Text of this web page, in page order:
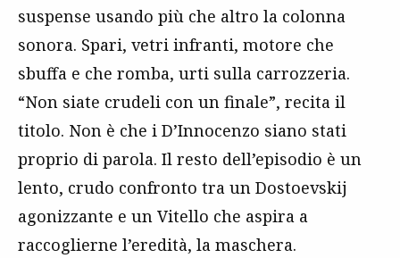
suspense usando più che altro la colonna
sonora. Spari, vetri infranti, motore che
sbuffa e che romba, urti sulla carrozzeria.
“Non siate crudeli con un finale”, recita il
titolo. Non è che i D’Innocenzo siano stati
proprio di parola. Il resto dell’episodio è un
lento, crudo confronto tra un Dostoevskij
agonizzante e un Vitello che aspira a
raccoglierne l’eredità, la maschera.